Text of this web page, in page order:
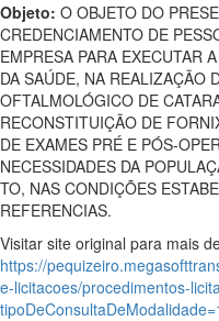
Objeto: O OBJETO DO
CREDENCIAMENTO DE
EMPRESA PARA EXECUTAR
DA SAÚDE, NA REALIZAÇÃO
OFTALMOLÓGICO DE
RECONSTITUIÇÃO DE
DE EXAMES PRÉ E PÓS-
NECESSIDADES DA
TO, NAS CONDIÇÕES
REFERENCIAS.
Visitar site original para mais
https://
e-licitacoes/procedimentos-